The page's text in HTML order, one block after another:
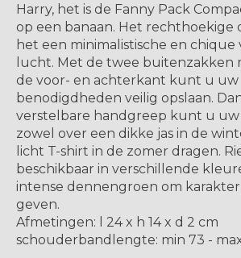
Harry, het is de Fanny Pack
op een banaan. Het
het een minimalistische en
lucht. Met de twee buitenzakken
de voor- en achterkant kunt u uw
benodigdheden veilig opslaan.
verstelbare handgreep kunt u uw
zowel over een dikke jas in de
licht T-shirt in de zomer dragen.
beschikbaar in verschillende
intense dennengroen om karakter
geven.
Afmetingen: l 24 x h 14 x d 2 cm
schouderbandlengte: min 73 - max